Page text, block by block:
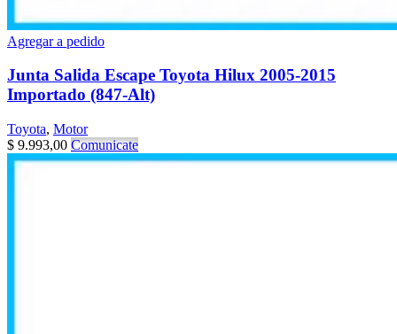
Agregar a pedido
Junta Salida Escape Toyota Hilux 2005-2015
Importado (847-Alt)
Toyota, Motor
$ 9.993,00 Comunicate